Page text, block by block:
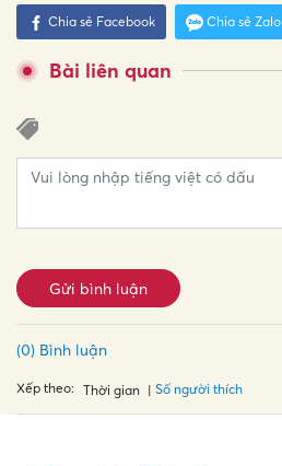
Chia sẻ Facebook Chia sẻ Zalo
Bài liên quan
Gửi bình luận
(0) Bình luận
Xếp theo: Thời gian Số người thích